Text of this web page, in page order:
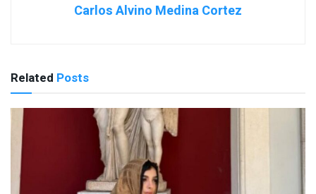
Carlos Alvino Medina Cortez
Related Posts